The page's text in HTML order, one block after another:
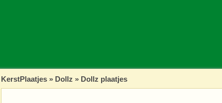
KerstPlaatjes » Dollz » Dollz plaatjes